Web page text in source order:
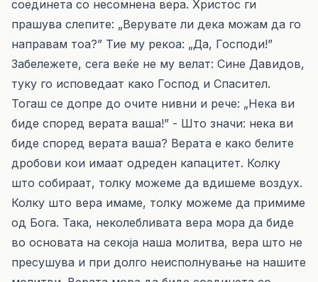
соединета со несомнена вера. Христос ги
прашува слепите: „Верувате ли дека можам да го
направам тоа?” Тие му рекоа: „Да, Господи!”
Забележете, сега веќе не му велат: Сине Давидов,
туку го исповедаат како Господ и Спасител.
Тогаш се допре до очите нивни и рече: „Нека ви
биде според верата ваша!” - Што значи: нека ви
биде според верата ваша? Верата е како белите
дробови кои имаат одреден капацитет. Колку
што собираат, толку можеме да вдишеме воздух.
Колку што вера имаме, толку можеме да примиме
од Бога. Така, неколебливата вера мора да биде
во основата на секоја наша молитва, вера што не
пресушува и при долго неисполнување на нашите